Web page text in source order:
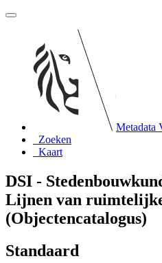
Metadata
Zoeken
Kaart
DSI -
Lijnen van
(Objectencatalogus)
Standaard